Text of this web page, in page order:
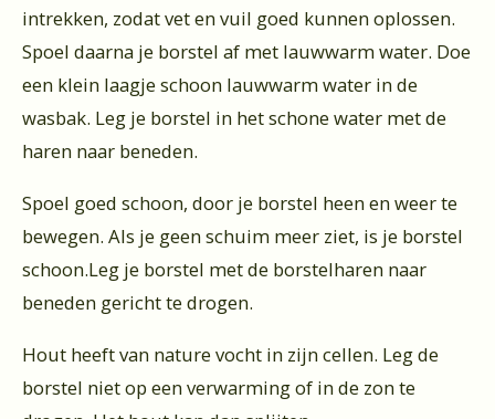
intrekken, zodat vet en vuil goed kunnen oplossen.
Spoel daarna je borstel af met lauwwarm water. Doe
een klein laagje schoon lauwwarm water in de
wasbak. Leg je borstel in het schone water met de
haren naar beneden.
Spoel goed schoon, door je borstel heen en weer te
bewegen. Als je geen schuim meer ziet, is je borstel
schoon.Leg je borstel met de borstelharen naar
beneden gericht te drogen.
Hout heeft van nature vocht in zijn cellen. Leg de
borstel niet op een verwarming of in de zon te